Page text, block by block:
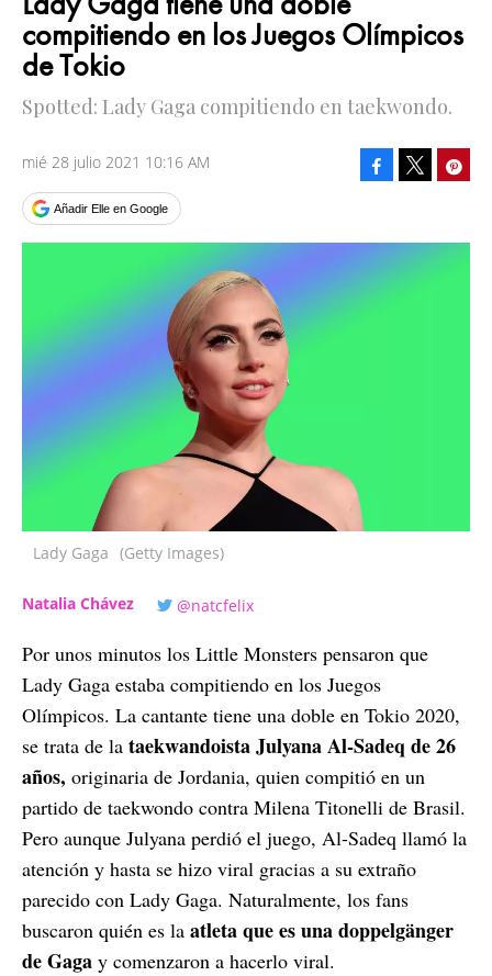
compitiendo en los Juegos Olímpicos
de Tokio
Spotted: Lady Gaga compitiendo en taekwondo.
mié 28 julio 2021 10:16 AM
Añadir Elle en Google
Facebook
Lady Gaga (Getty Images)
Natalia Chávez @natcfelix
Por unos minutos los Little Monsters pensaron que
Lady Gaga estaba compitiendo en los Juegos
Olímpicos. La cantante tiene una doble en Tokio 2020,
se trata de la taekwandoista Julyana Al-Sadeq de 26
años, originaria de Jordania, quien compitió en un
partido de taekwondo contra Milena Titonelli de Brasil.
Pero aunque Julyana perdió el juego, Al-Sadeq llamó la
atención y hasta se hizo viral gracias a su extraño
parecido con Lady Gaga. Naturalmente, los fans
buscaron quién es la atleta que es una doppelgänger
de Gaga y comenzaron a hacerlo viral.